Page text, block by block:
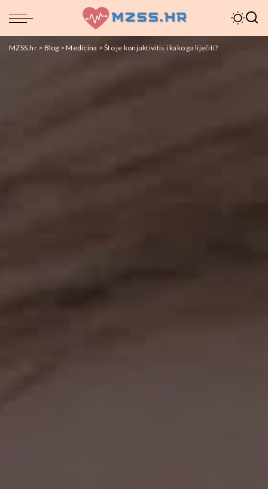
MZSS.hr> Blog >Medicina >Što je konjuktivitis i kako ga liječiti?